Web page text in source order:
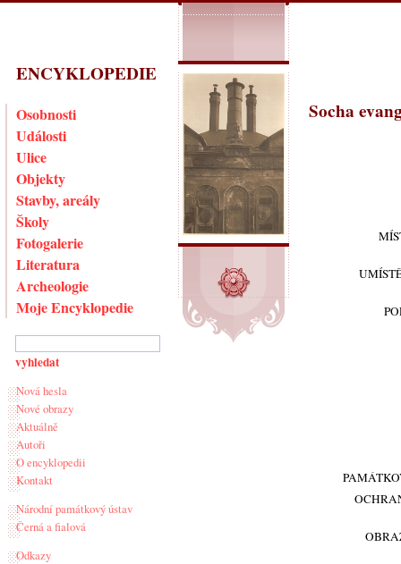
ENCYKLOPEDIE
Osobnosti
Události
Ulice
Objekty
Stavby, areály
Školy
Fotogalerie
Literatura
Archeologie
Moje Encyklopedie
Nová hesla
Nové obrazy
Aktuálně
Autoři
O encyklopedii
Kontakt
Národní památkový ústav
Černá a fialová
Odkazy
Socha